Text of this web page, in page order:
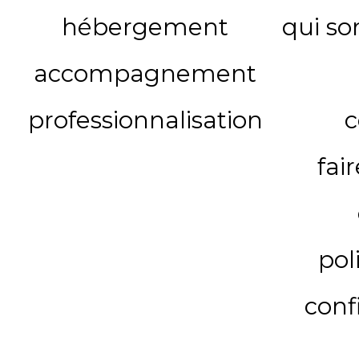
hébergement
accompagnement
professionnalisation
qui